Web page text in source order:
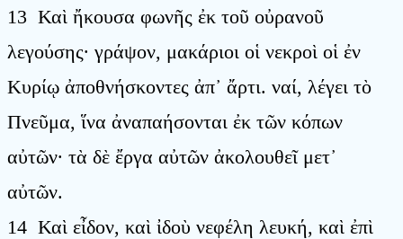
13 Καὶ ἤκουσα φωνῆς ἐκ τοῦ οὐρανοῦ
λεγούσης· γράψον, μακάριοι οἱ νεκροὶ οἱ ἐν
Κυρίῳ ἀποθνήσκοντες ἀπ᾿ ἄρτι. ναί, λέγει τὸ
Πνεῦμα, ἵνα ἀναπαήσονται ἐκ τῶν κόπων
αὐτῶν· τὰ δὲ ἔργα αὐτῶν ἀκολουθεῖ μετ᾿
αὐτῶν.
14 Καὶ εἶδον, καὶ ἰδοὺ νεφέλη λευκή, καὶ ἐπὶ